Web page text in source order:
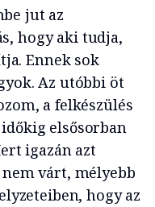
jut az
hogy aki tudja,
Ennek sok
Az utóbbi öt
a felkészülés
elsősorban
igazán azt
várt, mélyebb
hogy az